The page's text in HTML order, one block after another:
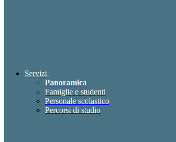
Servizi
Panoramica
Famiglie e studenti
Personale scolastico
Percorsi di studio